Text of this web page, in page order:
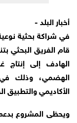
أخبار البلد -
في شراكة بحثية
قام الفريق البحثي
الهادف إلى إنتاج
الهضمي، وذلك في
الأكاديمي والتطبيق
ويحظى المشروع